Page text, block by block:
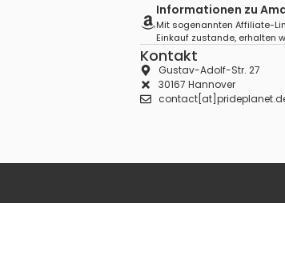
Informationen zu
Mit sogenannten Affiliate-
Einkauf zustande, erhalten
Kontakt
Gustav-Adolf-Str. 27
30167 Hannover